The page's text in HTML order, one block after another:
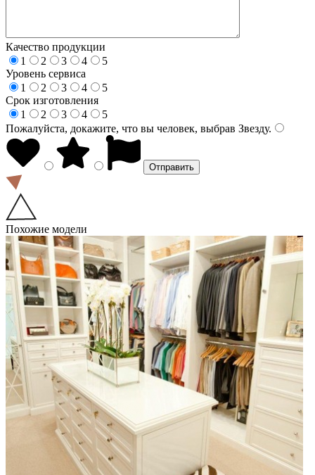
Качество продукции
1
2 3 4
5
Уровень сервиса
1
2 3 4
5
Срок изготовления
1
2 3 4
5
Пожалуйста, докажите, что вы человек, выбрав Звезду.
Похожие модели